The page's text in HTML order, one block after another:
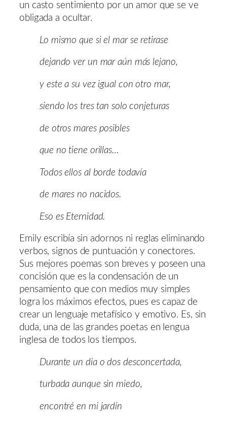
un casto sentimiento por un amor que se ve
obligada a ocultar.
Lo mismo que si el mar se retirase
dejando ver un mar aún más lejano,
y este a su vez igual con otro mar,
siendo los tres tan solo conjeturas
de otros mares posibles
que no tiene orillas…
Todos ellos al borde todavía
de mares no nacidos.
Eso es Eternidad.
Emily escribía sin adornos ni reglas eliminando
verbos, signos de puntuación y conectores.
Sus mejores poemas son breves y poseen una
concisión que es la condensación de un
pensamiento que con medios muy simples
logra los máximos efectos, pues es capaz de
crear un lenguaje metafísico y emotivo. Es, sin
duda, una de las grandes poetas en lengua
inglesa de todos los tiempos.
Durante un día o dos desconcertada,
turbada aunque sin miedo,
encontré en mi jardín